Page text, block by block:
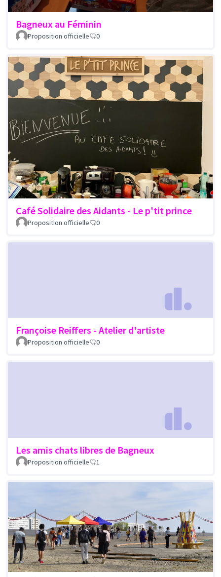
Bagneux au Féminin
Proposition officielle 0
Café Solidaire des Aidants - Le p'tit prince
Proposition officielle 0
Françoise Reiffers - Atelier d'artiste
Proposition officielle 0
Les amis chats libres de Bagneux
Proposition officielle 1